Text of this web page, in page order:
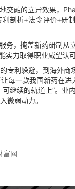
融的立异效果，
剖析+法令评价+
掩盖新药研制从
力取得职业威望认可
利躲避，到海外商
一款我国新药在
继续的轨道上”。
微弱动力。
富网